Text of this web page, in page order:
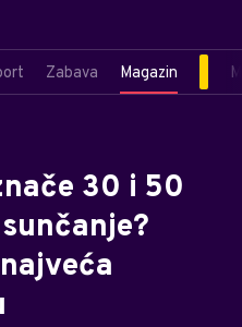
Zabava Magazin
30 i 50